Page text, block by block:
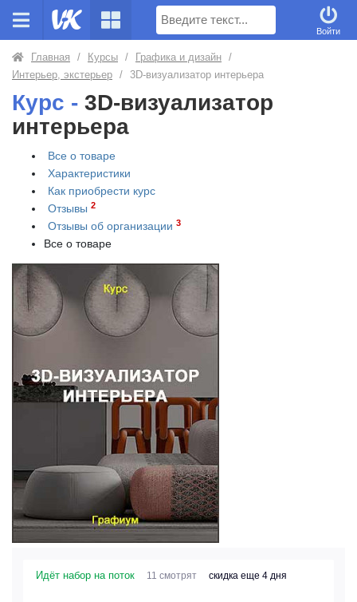
Поиск
Войти
Главная / Курсы / Графика и дизайн /
Интерьер, экстерьер / 3D-визуализатор интерьера
Курс - 3D-визуализатор
интерьера
Все о товаре
Характеристики
Как приобрести курс
Отзывы 2
Отзывы об организации 3
Все о товаре
Идёт набор на поток 11 смотрят скидка еще 4 дня